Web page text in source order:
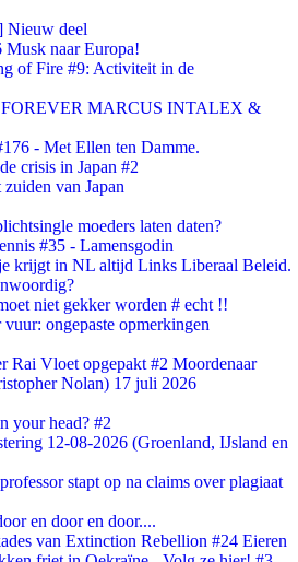
Nieuw deel
naar Europa!
of Fire #9: Activiteit in de
FOREVER MARCUS INTALEX &
- Met Ellen ten Damme.
crisis in Japan #2
van Japan
moeders laten daten?
#35 - Lamensgodin
krijgt in NL altijd Links Liberaal Beleid.
niet gekker worden # echt !!
ongepaste opmerkingen
Rai Vloet opgepakt #2 Moordenaar
Nolan) 17 juli 2026
your head? #2
12-08-2026 (Groenland, IJsland en
stapt op na claims over plagiaat
en door en door....
van Extinction Rebellion #24 Eieren